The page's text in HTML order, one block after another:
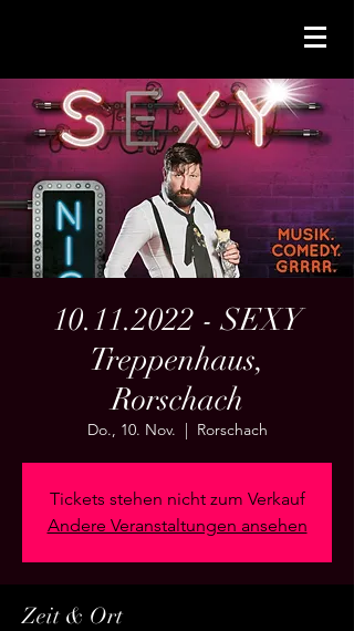
10.11.2022 - SEXY
Treppenhaus,
Rorschach
Do., 10. Nov.
  |
Rorschach
Tickets stehen nicht zum Verkauf
Andere Veranstaltungen ansehen
Zeit & Ort